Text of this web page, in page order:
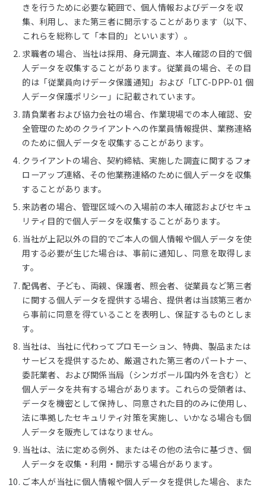
きを行うために必要な範囲で、個人情報およびデータを収
集、利用し、また第三者に開示することがあります（以下、
これらを総称して「本目的」といいます）。
求職者の場合、当社は採用、身元調査、本人確認の目的で個
人データを収集することがあります。従業員の場合、その目
的は「従業員向けデータ保護通知」および「LTC-DPP-01 個
人データ保護ポリシー」に記載されています。
請負業者および協力会社の場合、作業現場での本人確認、安
全管理のためのクライアントへの作業員情報提供、業務連絡
のために個人データを収集することがあります。
クライアントの場合、契約締結、実施した調査に関するフォ
ローアップ連絡、その他業務連絡のために個人データを収集
することがあります。
来訪者の場合、管理区域への入場前の本人確認およびセキュ
リティ目的で個人データを収集することがあります。
当社が上記以外の目的でご本人の個人情報や個人データを使
用する必要が生じた場合は、事前に通知し、同意を取得しま
す。
配偶者、子ども、両親、保護者、照会者、従業員など第三者
に関する個人データを提供する場合、提供者は当該第三者か
ら事前に同意を得ていることを表明し、保証するものとしま
す。
当社は、当社に代わってプロモーション、特典、製品または
サービスを提供するため、厳選された第三者のパートナー、
委託業者、および関係当局（シンガポール国内外を含む）と
個人データを共有する場合があります。これらの受領者は、
データを機密として保持し、同意された目的のみに使用し、
法に準拠したセキュリティ対策を実施し、いかなる場合も個
人データを販売してはなりません。
当社は、法に定める例外、またはその他の法令に基づき、個
人データを収集・利用・開示する場合があります。
ご本人が当社に個人情報や個人データを提供した場合、また